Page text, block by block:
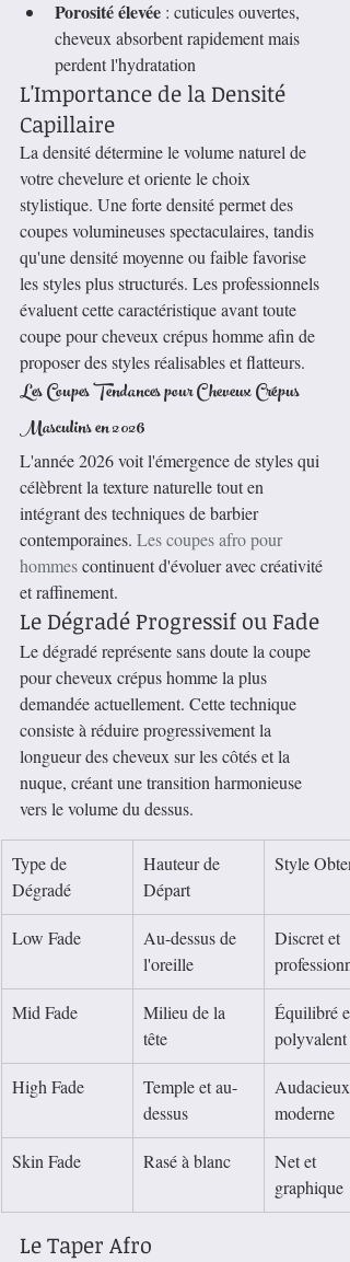
Porosité élevée : cuticules ouvertes,
cheveux absorbent rapidement mais
perdent l'hydratation
L'Importance de la Densité
Capillaire
La densité détermine le volume naturel de
votre chevelure et oriente le choix
stylistique. Une forte densité permet des
coupes volumineuses spectaculaires, tandis
qu'une densité moyenne ou faible favorise
les styles plus structurés. Les professionnels
évaluent cette caractéristique avant toute
coupe pour cheveux crépus homme afin de
proposer des styles réalisables et flatteurs.
Les Coupes Tendances pour Cheveux Crépus
Masculins en 2026
L'année 2026 voit l'émergence de styles qui
célèbrent la texture naturelle tout en
intégrant des techniques de barbier
contemporaines. Les coupes afro pour
hommes continuent d'évoluer avec créativité
et raffinement.
Le Dégradé Progressif ou Fade
Le dégradé représente sans doute la coupe
pour cheveux crépus homme la plus
demandée actuellement. Cette technique
consiste à réduire progressivement la
longueur des cheveux sur les côtés et la
nuque, créant une transition harmonieuse
vers le volume du dessus.
Type de
Dégradé
Hauteur de
Départ
Style
Low Fade
Au-dessus de
l'oreille
Discret et
Mid Fade
Milieu de la
tête
Équilibré et
polyvalent
High Fade
Temple et au-
dessus
Audacieux
moderne
Skin Fade Rasé à blanc
Net et
graphique
Le Taper Afro